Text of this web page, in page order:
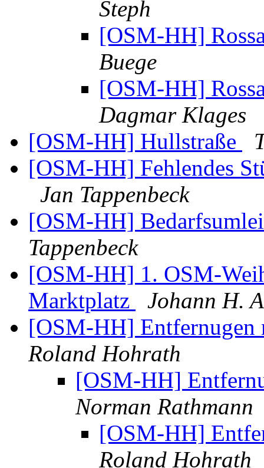
Steph
[OSM-HH]
Buege
[OSM-HH]
Dagmar Klages
[OSM-HH] Hullstraße
[OSM-HH] Fehlendes
Jan Tappenbeck
[OSM-HH]
Tappenbeck
[OSM-HH] 1. OSM-
Marktplatz
Johann H.
[OSM-HH] Entfernugen
Roland Hohrath
[OSM-HH]
Norman Rathmann
[OSM-HH]
Roland Hohrath